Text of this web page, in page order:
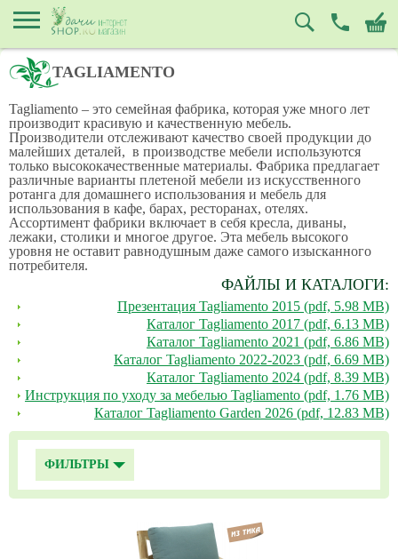
TAGLIAMENTO
Tagliamento – это семейная фабрика, которая уже много лет
производит красивую и качественную мебель.
Производители отслеживают качество своей продукции до
малейших деталей, в производстве мебели используются
только высококачественные материалы. Фабрика предлагает
различные варианты плетеной мебели из искусственного
ротанга для домашнего использования и мебель для
использования в кафе, барах, ресторанах, отелях.
Ассортимент фабрики включает в себя кресла, диваны,
лежаки, столики и многое другое. Эта мебель высокого
уровня не оставит равнодушным даже самого изысканного
потребителя.
ФАЙЛЫ И КАТАЛОГИ:
Презентация Tagliamento 2015 (pdf, 5.98 MB)
Каталог Tagliamento 2017 (pdf, 6.13 MB)
Каталог Tagliamento 2021 (pdf, 6.86 MB)
Каталог Tagliamento 2022-2023 (pdf, 6.69 MB)
Каталог Tagliamento 2024 (pdf, 8.39 MB)
Инструкция по уходу за мебелью Tagliamento (pdf, 1.76 MB)
Каталог Tagliamento Garden 2026 (pdf, 12.83 MB)
ФИЛЬТРЫ